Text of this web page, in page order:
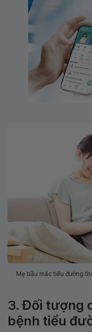
Mẹ bầu mắc tiểu đường
3. Đối tượng
bệnh tiểu